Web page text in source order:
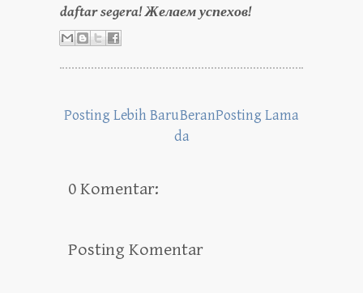
daftar segera! Желаем успехов!
Posting Lebih Baru Posting Lama
Beran
da
0 Komentar:
Posting Komentar